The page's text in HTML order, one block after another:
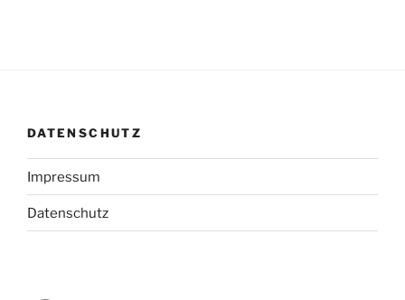
DATENSCHUTZ
Impressum
Datenschutz